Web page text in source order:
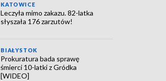
KATOWICE
Leczyła mimo zakazu. 82-latka
słyszała 176 zarzutów!
BIAŁYSTOK
Prokuratura bada sprawę
śmierci 10-latki z Gródka
[WIDEO]